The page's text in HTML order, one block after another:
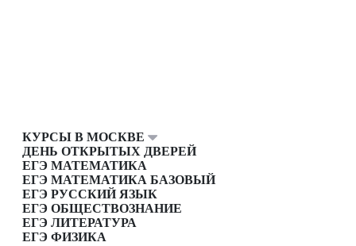
КУРСЫ В МОСКВЕ
ДЕНЬ ОТКРЫТЫХ ДВЕРЕЙ
ЕГЭ МАТЕМАТИКА
ЕГЭ МАТЕМАТИКА БАЗОВЫЙ
ЕГЭ РУССКИЙ ЯЗЫК
ЕГЭ ОБЩЕСТВОЗНАНИЕ
ЕГЭ ЛИТЕРАТУРА
ЕГЭ ФИЗИКА